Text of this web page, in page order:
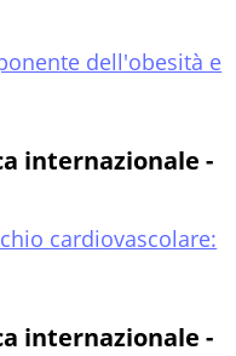
dell'obesità e
internazionale -
cardiovascolare:
internazionale -